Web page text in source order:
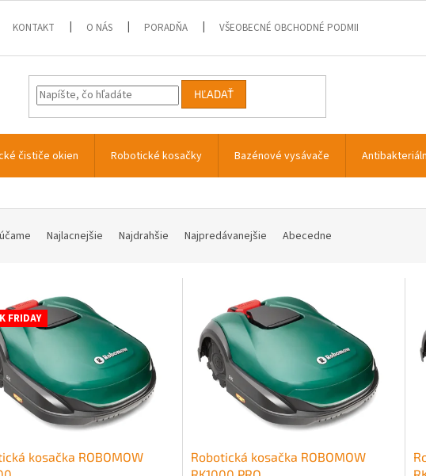
KONTAKT O NÁS PORADŇA VŠEOBECNÉ OBCHODNÉ PODMIENKY
HĽADAŤ
čističe okien Robotické kosačky Bazénové vysávače
Najlacnejšie Najdrahšie Najpredávanejšie Abecedne
FRIDAY
kosačka ROBOMOW
Robotická kosačka ROBOMOW